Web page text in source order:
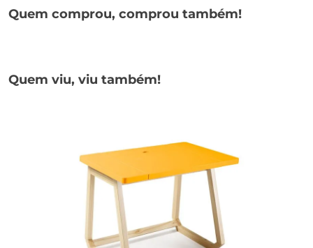
Quem comprou, comprou também!
Quem viu, viu também!